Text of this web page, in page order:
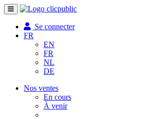
Toggle
navigation
Se connecter
FR
EN
FR
NL
DE
Nos ventes
En cours
À venir